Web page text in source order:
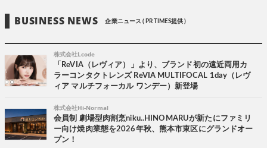
BUSINESS NEWS 企業ニュース ( PR TIMES提供 )
株式会社Lcode
「ReVIA（レヴィア）」より、ブランド初の遠近両用カ
ラーコンタクトレンズ ReVIA MULTIFOCAL 1day（レヴ
ィア マルチフォーカル ワンデー）新登場
株式会社Hi-Normal
会員制 劇場型肉割烹niku..HINOMARUが新たにファミリ
ー向け焼肉業態を2026年秋、熊本市東区にグランドオー
プン！